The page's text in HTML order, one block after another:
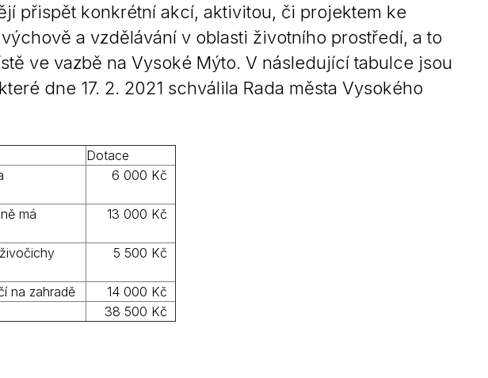
Veterinářiinformace
a investice
a projekty
Kontakty
přispět konkrétní akcí, aktivitou, či projektem ke
a vzdělávání v oblasti životního prostředí, a to
ve vazbě na Vysoké Mýto. V následující tabulce jsou
dne 17. 2. 2021 schválila Rada města Vysokého
Dotace
6 000 Kč
má
13 000 Kč
5 500 Kč
na zahradě
14 000 Kč
38 500 Kč